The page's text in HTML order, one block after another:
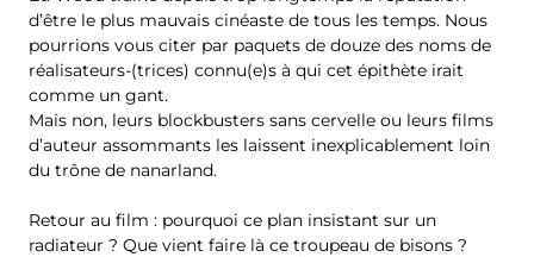
d’être le plus mauvais cinéaste de tous les temps. Nous
pourrions vous citer par paquets de douze des noms de
réalisateurs-(trices) connu(e)s à qui cet épithète irait
comme un gant.
Mais non, leurs blockbusters sans cervelle ou leurs films
d’auteur assommants les laissent inexplicablement loin
du trône de nanarland.
Retour au film : pourquoi ce plan insistant sur un
radiateur ? Que vient faire là ce troupeau de bisons ?